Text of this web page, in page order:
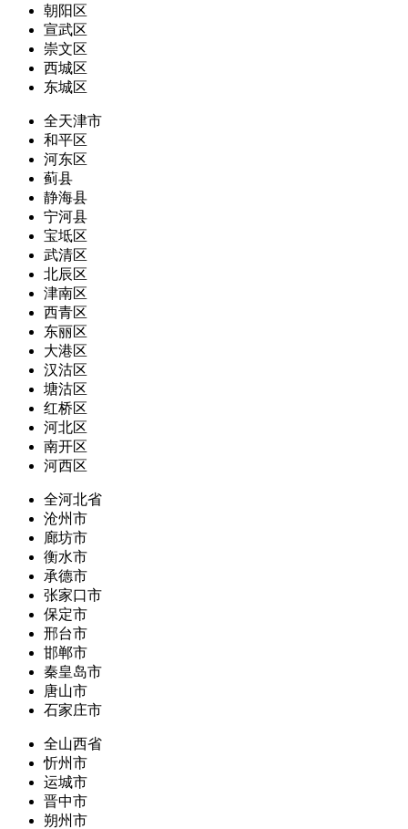
朝阳区
宣武区
崇文区
西城区
东城区
全天津市
和平区
河东区
蓟县
静海县
宁河县
宝坻区
武清区
北辰区
津南区
西青区
东丽区
大港区
汉沽区
塘沽区
红桥区
河北区
南开区
河西区
全河北省
沧州市
廊坊市
衡水市
承德市
张家口市
保定市
邢台市
邯郸市
秦皇岛市
唐山市
石家庄市
全山西省
忻州市
运城市
晋中市
朔州市